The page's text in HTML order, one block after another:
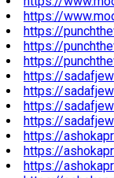
https://
https://
https://
https://
https://
https://
https://
https://
https://
https://
https://